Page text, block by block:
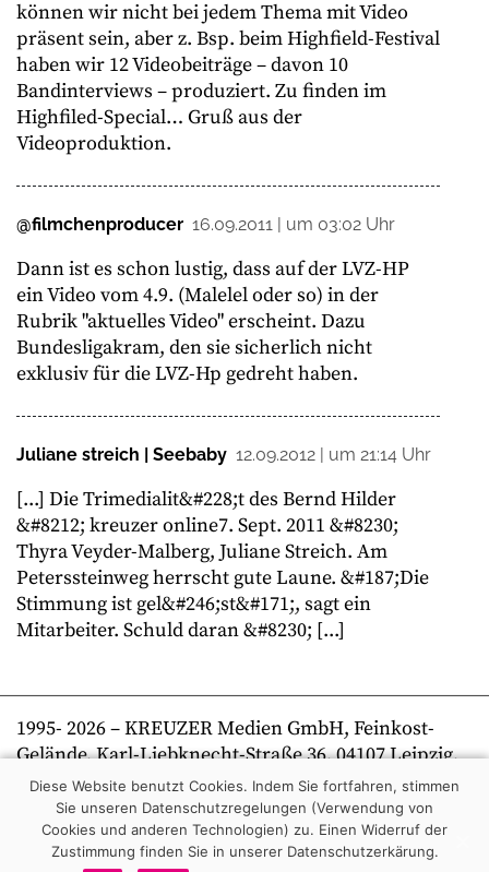
können wir nicht bei jedem Thema mit Video
präsent sein, aber z. Bsp. beim Highfield-Festival
haben wir 12 Videobeiträge – davon 10
Bandinterviews – produziert. Zu finden im
Highfiled-Special… Gruß aus der
Videoproduktion.
@filmchenproducer 16.09.2011 | um 03:02 Uhr
Dann ist es schon lustig, dass auf der LVZ-HP
ein Video vom 4.9. (Malelel oder so) in der
Rubrik "aktuelles Video" erscheint. Dazu
Bundesligakram, den sie sicherlich nicht
exklusiv für die LVZ-Hp gedreht haben.
Juliane streich | Seebaby 12.09.2012 | um 21:14 Uhr
[...] Die Trimedialit&#228;t des Bernd Hilder
&#8212; kreuzer online7. Sept. 2011 &#8230;
Thyra Veyder-Malberg, Juliane Streich. Am
Peterssteinweg herrscht gute Laune. &#187;Die
Stimmung ist gel&#246;st&#171;, sagt ein
Mitarbeiter. Schuld daran &#8230; [...]
1995- 2026– KREUZER Medien GmbH, Feinkost-
Gelände, Karl-Liebknecht-Straße 36, 04107 Leipzig,
Telefon +49 341 269 80 0 | kreuzer online
Diese Website benutzt Cookies. Indem Sie fortfahren, stimmen
Sie unseren Datenschutzregelungen (Verwendung von
Cookies und anderen Technologien) zu. Einen Widerruf der
Zustimmung finden Sie in unserer Datenschutzerkärung.